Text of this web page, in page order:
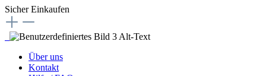
Sicher Einkaufen
Über uns
Kontakt